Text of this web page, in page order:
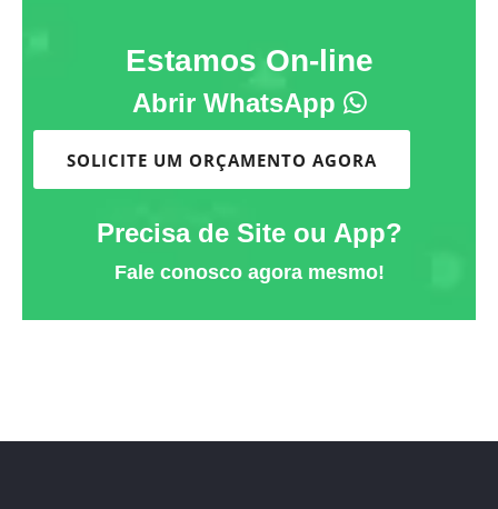
Estamos On-line
Abrir WhatsApp
SOLICITE UM ORÇAMENTO AGORA
Precisa de Site ou App?
Fale conosco agora mesmo!